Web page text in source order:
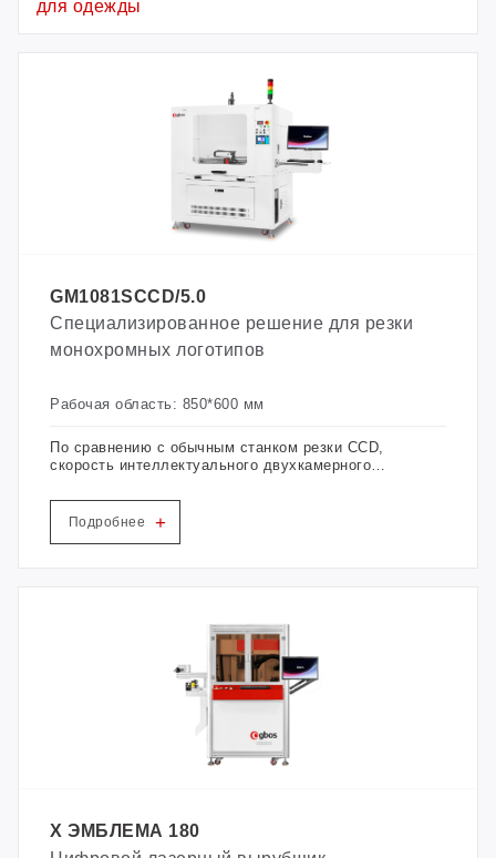
для одежды
GM1081SCCD/5.0
Специализированное решение для резки
монохромных логотипов
Рабочая область: 850*600 мм
По сравнению с обычным станком резки CCD,
скорость интеллектуального двухкамерного
40%-50%. Доступно несколько вариантов
мощности для удовлетворения различных
Подробнее +
X ЭМБЛЕМА 180